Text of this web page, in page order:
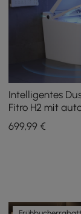
Intelligentes
Fitro H2 mit
Spülung und UV-
Desinfektion
699,99 €